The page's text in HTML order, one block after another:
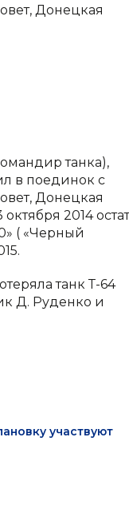
Донецкая
танка),
в поединок с
Донецкая
2014
( «Черный
танк Т-64
Д. Руденко и
участвуют